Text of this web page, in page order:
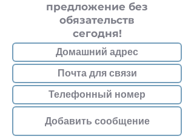
предложение без
обязательств
сегодня!